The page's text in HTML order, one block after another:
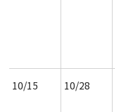
10/15 10/28